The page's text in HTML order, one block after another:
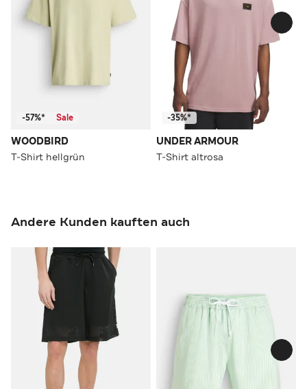
-57%* Sale
WOODBIRD
T-Shirt hellgrün
-35%*
UNDER ARMOUR
T-Shirt altrosa
Andere Kunden kauften auch